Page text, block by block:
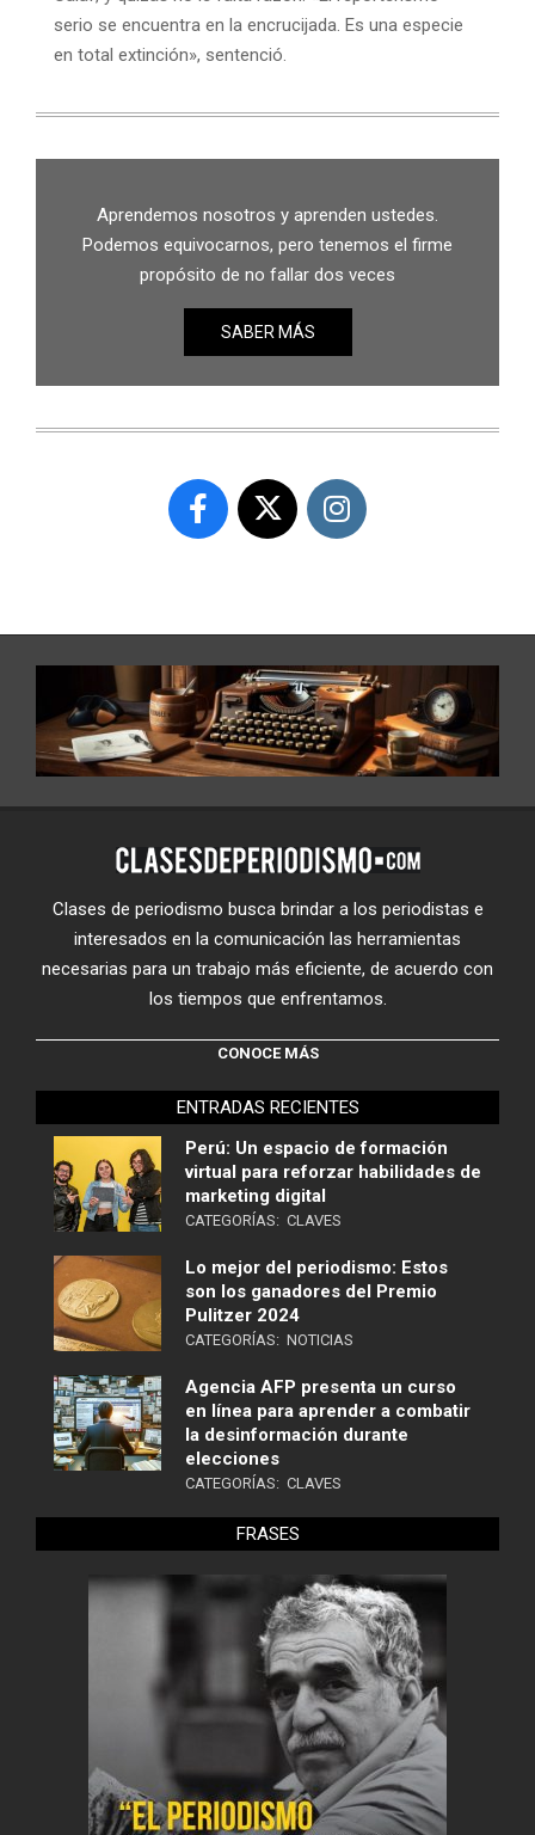
serio se encuentra en la encrucijada. Es una especie
en total extinción», sentenció.
Aprendemos nosotros y aprenden ustedes.
Podemos equivocarnos, pero tenemos el firme
propósito de no fallar dos veces
SABER MÁS
Clases de periodismo busca brindar a los periodistas e
interesados en la comunicación las herramientas
necesarias para un trabajo más eficiente, de acuerdo con
los tiempos que enfrentamos.
CONOCE MÁS
ENTRADAS RECIENTES
Perú: Un espacio de formación
virtual para reforzar habilidades de
marketing digital
CATEGORÍAS: CLAVES
Lo mejor del periodismo: Estos
son los ganadores del Premio
Pulitzer 2024
CATEGORÍAS: NOTICIAS
Agencia AFP presenta un curso
en línea para aprender a combatir
la desinformación durante
elecciones
CATEGORÍAS: CLAVES
FRASES